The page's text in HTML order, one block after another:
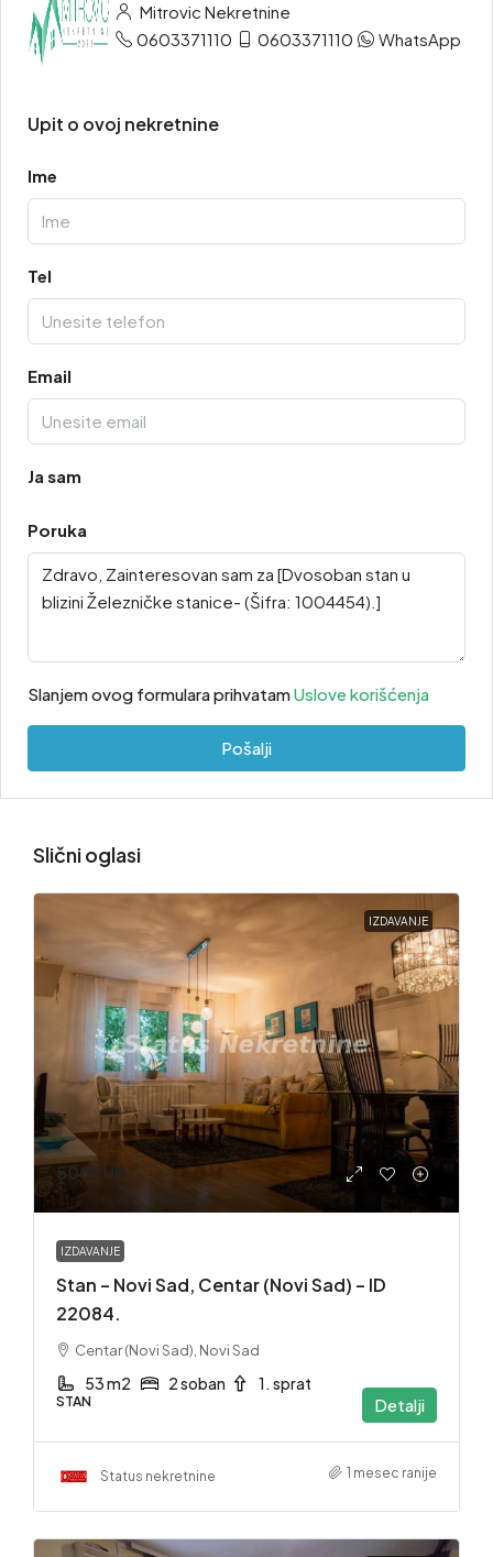
Mitrovic Nekretnine
0603371110
0603371110 WhatsApp
Upit o ovoj nekretnine
Ime
Tel
Email
Ja sam
Poruka
Slanjem ovog formulara prihvatamUslove korišćenja
Pošalji
Slični oglasi
IZDAVANJE
500EUR
IZDAVANJE
Stan – Novi Sad, Centar (Novi Sad) – ID
22084.
Centar (Novi Sad), Novi Sad
53 m2 2 soban 1. sprat
STAN Detalji
Status nekretnine 1 mesec ranije